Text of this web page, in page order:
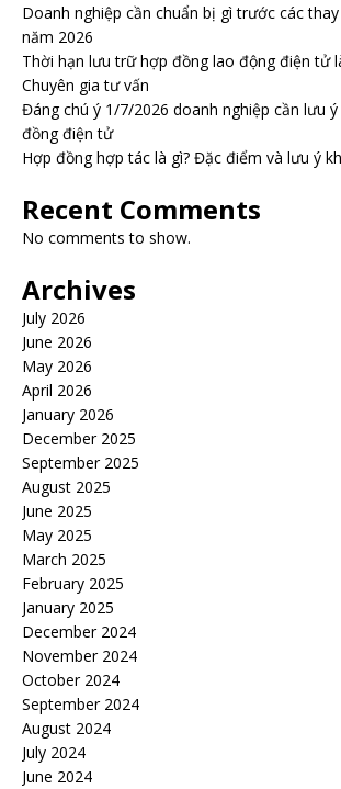
Doanh nghiệp cần chuẩn bị gì trước các
năm 2026
Thời hạn lưu trữ hợp đồng lao động điện tử
Chuyên gia tư vấn
Đáng chú ý 1/7/2026 doanh nghiệp cần lưu
đồng điện tử
Hợp đồng hợp tác là gì? Đặc điểm và lưu ý
Recent Comments
No comments to show.
Archives
July 2026
June 2026
May 2026
April 2026
January 2026
December 2025
September 2025
August 2025
June 2025
May 2025
March 2025
February 2025
January 2025
December 2024
November 2024
October 2024
September 2024
August 2024
July 2024
June 2024